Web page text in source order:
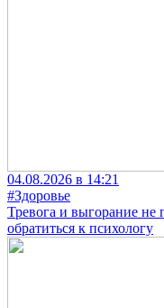
04.08.2026 в 14:21
#Здоровье
Тревога и выгорание не
обратиться к психологу